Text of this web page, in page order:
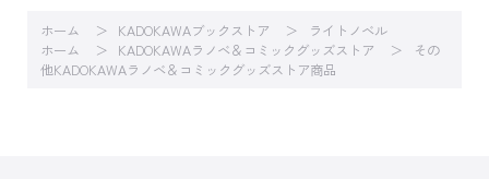
ホーム KADOKAWAブックストア
ライトノベル
ホーム
KADOKAWAラノベ＆コミックグッズストア
その
他KADOKAWAラノベ＆コミックグッズストア商品